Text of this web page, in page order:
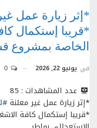
*إثر زيارة عمل
*قريبا إستكمال
الخاصة بمشروع
في يونيو 22, 2026
عدد المشاهدات : 85
*إثر زيارة عمل غير معلنة
*قريبا إستكمال كافة